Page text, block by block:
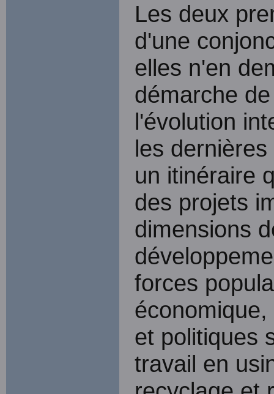
Les deux
d'une
elles n'en
démarche
l'évolution
les
un itinéraire
des projets
dimensions
forces
et politiques
travail en